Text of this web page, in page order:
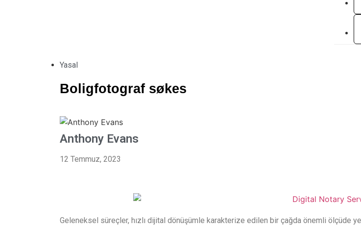
Yasal
Boligfotograf søkes
Anthony Evans
12 Temmuz, 2023
Geleneksel süreçler, hızlı dijital dönüşümle karakterize edilen bir çağda önemli ölçüde